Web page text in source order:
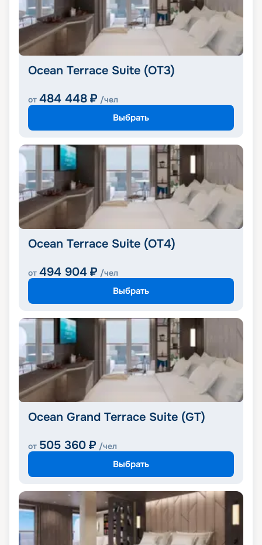
Ocean Terrace Suite (OT3)
от 484 448 ₽ /чел
Выбрать
Ocean Terrace Suite (OT4)
от 494 904 ₽ /чел
Выбрать
Ocean Grand Terrace Suite (GT)
от 505 360 ₽ /чел
Выбрать